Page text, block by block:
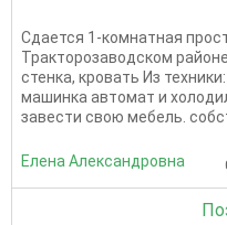
Сдается 1-комнатная
Тракторозаводском
стенка, кровать Из
машинка автомат и
завести свою мебель.
Елена Александровна